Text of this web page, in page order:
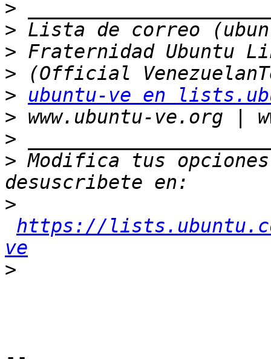
>
>
>
>
>
ubuntu-ve en
>
>
> Modifica tus
>
https://
ve
>